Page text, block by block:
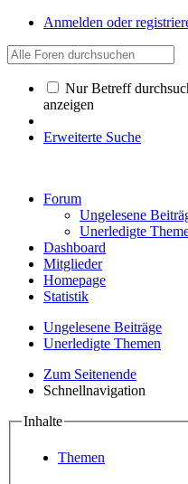
Anmelden oder
Nur Betreff
anzeigen
Erweiterte Suche
Forum
Ungelesene
Unerledigte
Dashboard
Mitglieder
Homepage
Statistik
Ungelesene Beiträge
Unerledigte Themen
Zum Seitenende
Schnellnavigation
Inhalte
Themen